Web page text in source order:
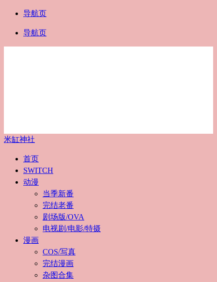
导航页
导航页
米缸神社
首页
SWITCH
动漫
当季新番
完结老番
剧场版/OVA
电视剧/电影/特摄
漫画
COS/写真
完结漫画
杂图合集